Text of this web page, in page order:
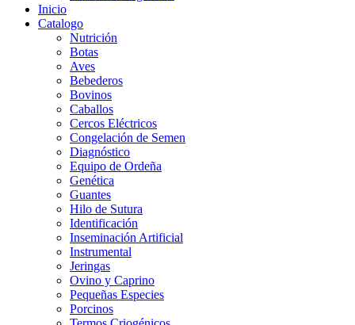
Inicio
Catalogo
Nutrición
Botas
Aves
Bebederos
Bovinos
Caballos
Cercos Eléctricos
Congelación de Semen
Diagnóstico
Equipo de Ordeña
Genética
Guantes
Hilo de Sutura
Identificación
Inseminación Artificial
Instrumental
Jeringas
Ovino y Caprino
Pequeñas Especies
Porcinos